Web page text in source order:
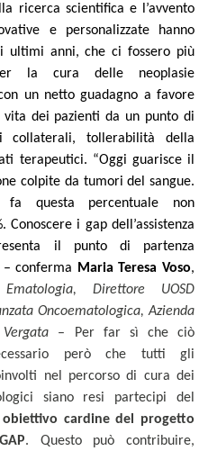
ricerca scientifica e l’avvento
e personalizzate hanno
ultimi anni, che ci fossero più
la cura delle neoplasie
un netto guadagno a favore
dei pazienti da un punto di
collaterali, tollerabilità della
terapeutici. “Oggi guarisce il
colpite da tumori del sangue.
fa questa percentuale non
Conoscere i gap dell’assistenza
il punto di partenza
conferma Maria Teresa Voso,
Direttore UOSD
Oncoematologica, Azienda
– Per far sì che ciò
però che tutti gli
nel percorso di cura dei
siano resi partecipi del
obiettivo cardine del progetto
. Questo può contribuire,